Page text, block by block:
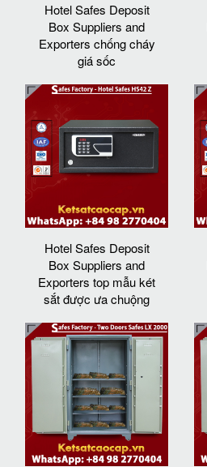
Hotel Safes Deposit
Box Suppliers and
Exporters chống cháy
giá sốc
Hotel Safes Deposit
Box Suppliers and
Exporters top mẫu két
sắt được ưa chuộng